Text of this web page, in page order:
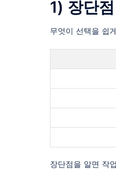
1) 장단
무엇이 선택을 쉽
장단점을 알면 작